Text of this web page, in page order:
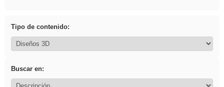
Tipo de contenido:
Buscar en: